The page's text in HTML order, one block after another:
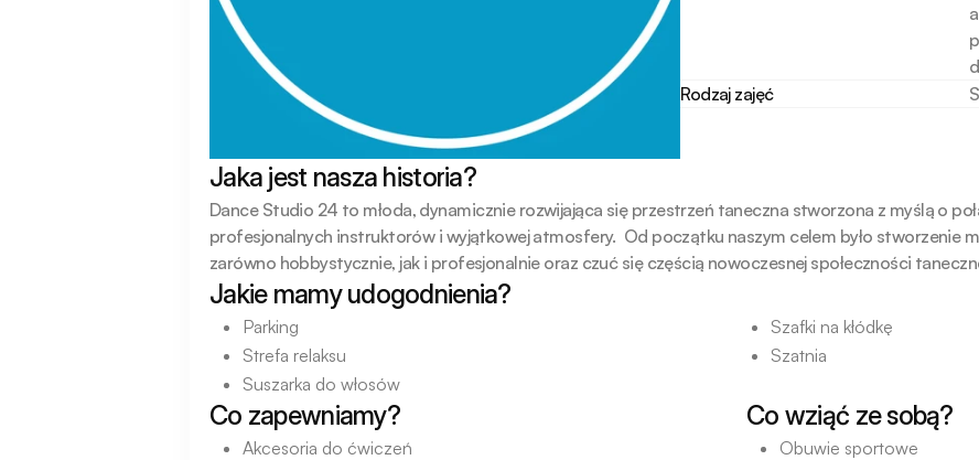
Rodzaj zajęć
Jaka jest nasza historia?
Dance Studio 24 to młoda, dynamicznie rozwijająca się przestrzeń taneczna stworzona z myślą o
profesjonalnych instruktorów i wyjątkowej atmosfery.  Od początku naszym celem było stworzenie
zarówno hobbystycznie, jak i profesjonalnie oraz czuć się częścią nowoczesnej społeczności
Jakie mamy udogodnienia?
Parking
Strefa relaksu
Suszarka do włosów
Szafki na kłódkę
Szatnia
Co zapewniamy?
Akcesoria do ćwiczeń
Co wziąć ze sobą?
Obuwie sportowe